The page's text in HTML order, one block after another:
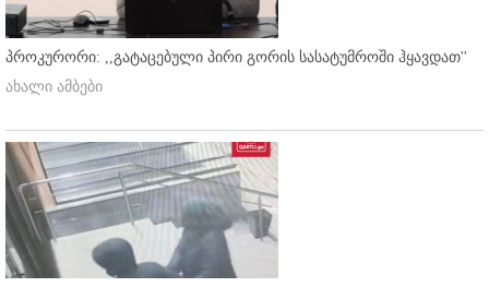
პროკურორი: ,,გატაცებული პირი გორის სასატუმროში ჰყავდათ''
ახალი ამბები